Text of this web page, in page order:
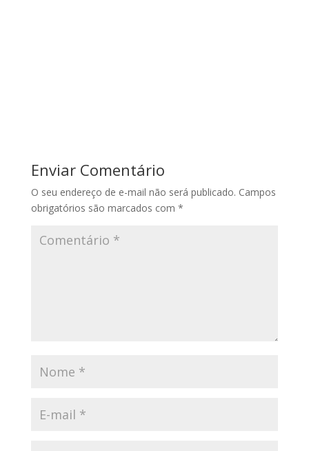
Enviar Comentário
O seu endereço de e-mail não será publicado. Campos
obrigatórios são marcados com *